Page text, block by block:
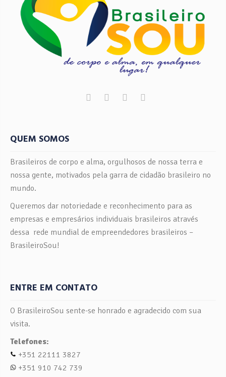
QUEM SOMOS
Brasileiros de corpo e alma, orgulhosos de nossa terra e
nossa gente, motivados pela garra de cidadão brasileiro no
mundo.
Queremos dar notoriedade e reconhecimento para as
empresas e empresários individuais brasileiros através
dessa rede mundial de empreendedores brasileiros –
BrasileiroSou!
ENTRE EM CONTATO
O BrasileiroSou sente-se honrado e agradecido com sua
visita.
Telefones:
+351 22111 3827
+351 910 742 739